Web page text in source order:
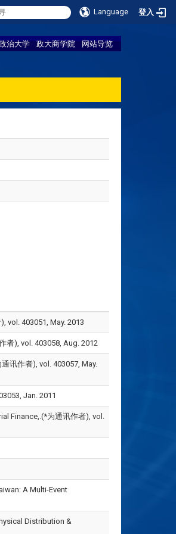
Language 登入
治大学 政大商学院 网站导览
vol. 403051, May. 2013
者), vol. 403058, Aug. 2012
讯作者), vol. 403057, May.
Jan. 2011
Finance,.(*为通讯作者), vol.
A Multi-Event
Distribution &